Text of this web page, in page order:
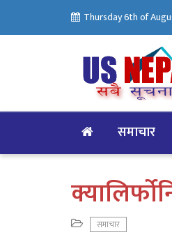
Thursday 6th of
समाचार
समाचार